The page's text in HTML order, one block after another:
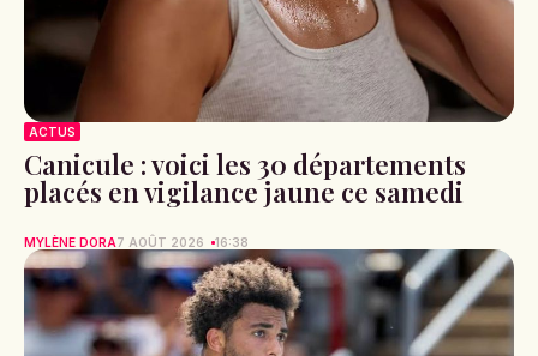
ACTUS
Canicule : voici les 30 départements
placés en vigilance jaune ce samedi
MYLÈNE DORA7 AOÛT 2026 16:38